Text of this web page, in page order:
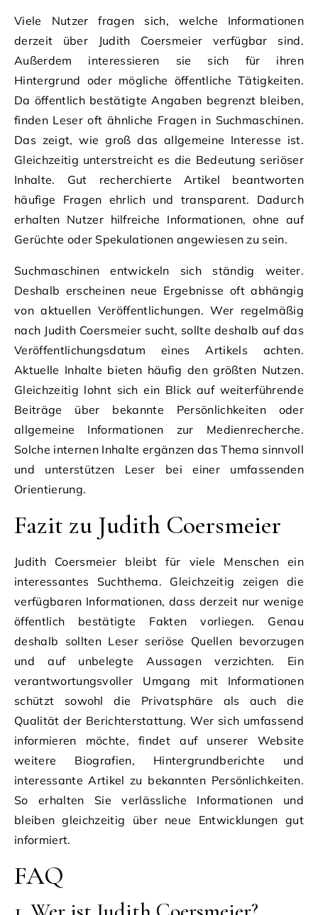
Viele Nutzer fragen sich, welche Informationen
derzeit über Judith Coersmeier verfügbar sind.
Außerdem interessieren sie sich für ihren
Hintergrund oder mögliche öffentliche Tätigkeiten.
Da öffentlich bestätigte Angaben begrenzt bleiben,
finden Leser oft ähnliche Fragen in Suchmaschinen.
Das zeigt, wie groß das allgemeine Interesse ist.
Gleichzeitig unterstreicht es die Bedeutung seriöser
Inhalte. Gut recherchierte Artikel beantworten
häufige Fragen ehrlich und transparent. Dadurch
erhalten Nutzer hilfreiche Informationen, ohne auf
Gerüchte oder Spekulationen angewiesen zu sein.
Suchmaschinen entwickeln sich ständig weiter.
Deshalb erscheinen neue Ergebnisse oft abhängig
von aktuellen Veröffentlichungen. Wer regelmäßig
nach Judith Coersmeier sucht, sollte deshalb auf das
Veröffentlichungsdatum eines Artikels achten.
Aktuelle Inhalte bieten häufig den größten Nutzen.
Gleichzeitig lohnt sich ein Blick auf weiterführende
Beiträge über bekannte Persönlichkeiten oder
allgemeine Informationen zur Medienrecherche.
Solche internen Inhalte ergänzen das Thema sinnvoll
und unterstützen Leser bei einer umfassenden
Orientierung.
Fazit zu Judith Coersmeier
Judith Coersmeier bleibt für viele Menschen ein
interessantes Suchthema. Gleichzeitig zeigen die
verfügbaren Informationen, dass derzeit nur wenige
öffentlich bestätigte Fakten vorliegen. Genau
deshalb sollten Leser seriöse Quellen bevorzugen
und auf unbelegte Aussagen verzichten. Ein
verantwortungsvoller Umgang mit Informationen
schützt sowohl die Privatsphäre als auch die
Qualität der Berichterstattung. Wer sich umfassend
informieren möchte, findet auf unserer Website
weitere Biografien, Hintergrundberichte und
interessante Artikel zu bekannten Persönlichkeiten.
So erhalten Sie verlässliche Informationen und
bleiben gleichzeitig über neue Entwicklungen gut
informiert.
FAQ